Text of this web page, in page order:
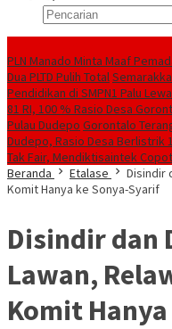
PLN Manado Minta Maaf
Dua PLTD Pulih Total
Pendidikan di SMPN1 Palu
81 RI, 100 % Rasio Desa
Pulau Dudepo Gorontalo
Dudepo, Rasio Desa Berlistrik
Tak Fair, Mendiktisaintek
Beranda
Etalase
Disindir
Komit Hanya ke Sonya-Syarif
Disindir dan
Lawan,
Komit